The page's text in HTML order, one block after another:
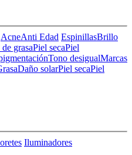
AcneAnti Edad EspinillasBrillo
grasaPiel secaPiel
Tono desigualMarcas
Daño solarPiel secaPiel
Iluminadores